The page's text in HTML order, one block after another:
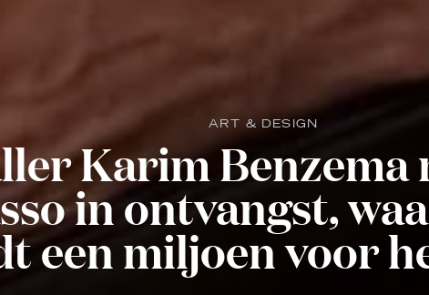
ART & DESIGN
Karim Benzema
in ontvangst,
een miljoen voor